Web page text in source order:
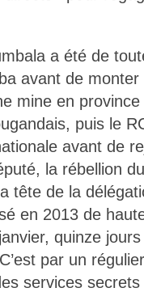
a été de
avant de
mine en
puis le
avant de
la rébellion
tête de la
en 2013 de
quinze
par un
services secrets